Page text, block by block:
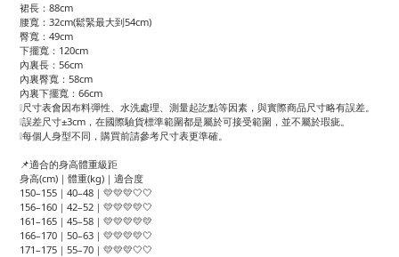
裙長：88cm
腰寬：32cm(鬆緊最大到54cm)
臀寬：49cm
下擺寬：120cm
內裏長：56cm
內裏臀寬：58cm
內裏下擺寬：66cm
❕尺寸表會因布料彈性、水洗處理、測量起訖點等因素，與實際商品尺寸略有誤差。
❕誤差尺寸±3cm，在國際驗貨標準範圍都是屬於可接受範圍，並不屬於瑕疵。
❕每個人身型不同，購買前請參考尺寸表更準確。
📌適合的身高體重級距
身高(cm)｜體重(kg)｜適合度
150–155｜40–48｜💛💛💛🤍🤍
156–160｜42–52｜💛💛💛💛🤍
161–165｜45–58｜💛💛💛💛💛
166–170｜50–63｜💛💛💛💛🤍
171–175｜55–70｜💛💛💛🤍🤍